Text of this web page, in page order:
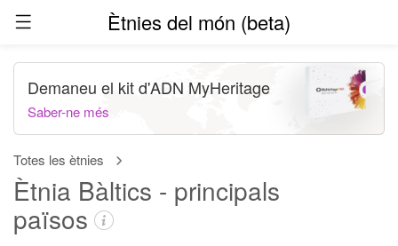
Ètnies del món (beta)
Totes les ètnies
Ètnia Bàltics - principals
països
Demaneu el kit d'ADN MyHeritage
Saber-ne més